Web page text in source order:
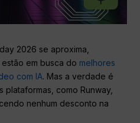
2026 se aproxima,
em busca do melhores
com IA. Mas a verdade é
plataformas, como Runway,
nenhum desconto na